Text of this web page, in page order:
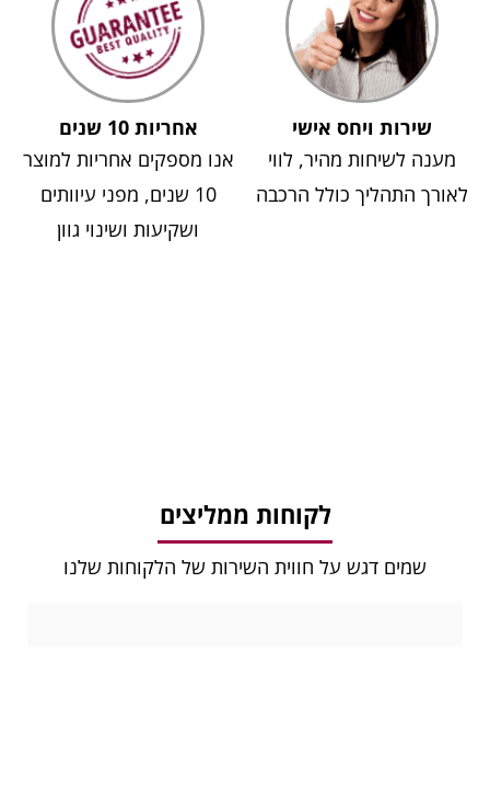
שירות ויחס אישי
מענה לשיחות מהיר, לווי
לאורך התהליך כולל הרכבה
אחריות 10 שנים
אנו מספקים אחריות למוצר
10 שנים, מפני עיוותים
ושקיעות ושינוי גוון
לקוחות ממליצים
שמים דגש על חווית השירות של הלקוחות שלנו